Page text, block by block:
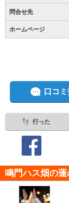
問合せ先
ホームページ
口コ
行った
鳴門ハス畑の